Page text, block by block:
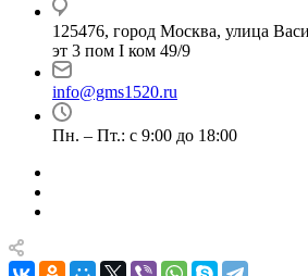
125476, город Москва, улица
эт 3 пом I ком 49/9
info@gms1520.ru
Пн. – Пт.: с 9:00 до 18:00